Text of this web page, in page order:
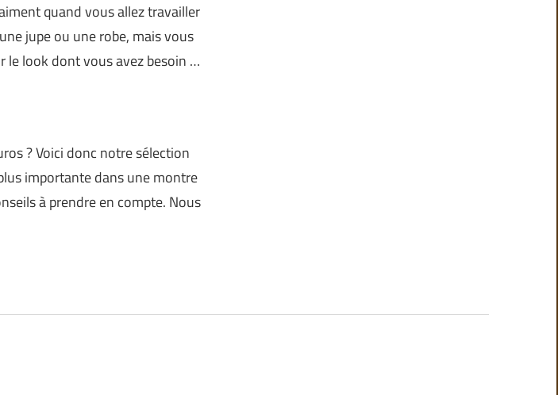
quand vous allez travailler
jupe ou une robe, mais vous
le look dont vous avez besoin …
? Voici donc notre sélection
importante dans une montre
à prendre en compte. Nous